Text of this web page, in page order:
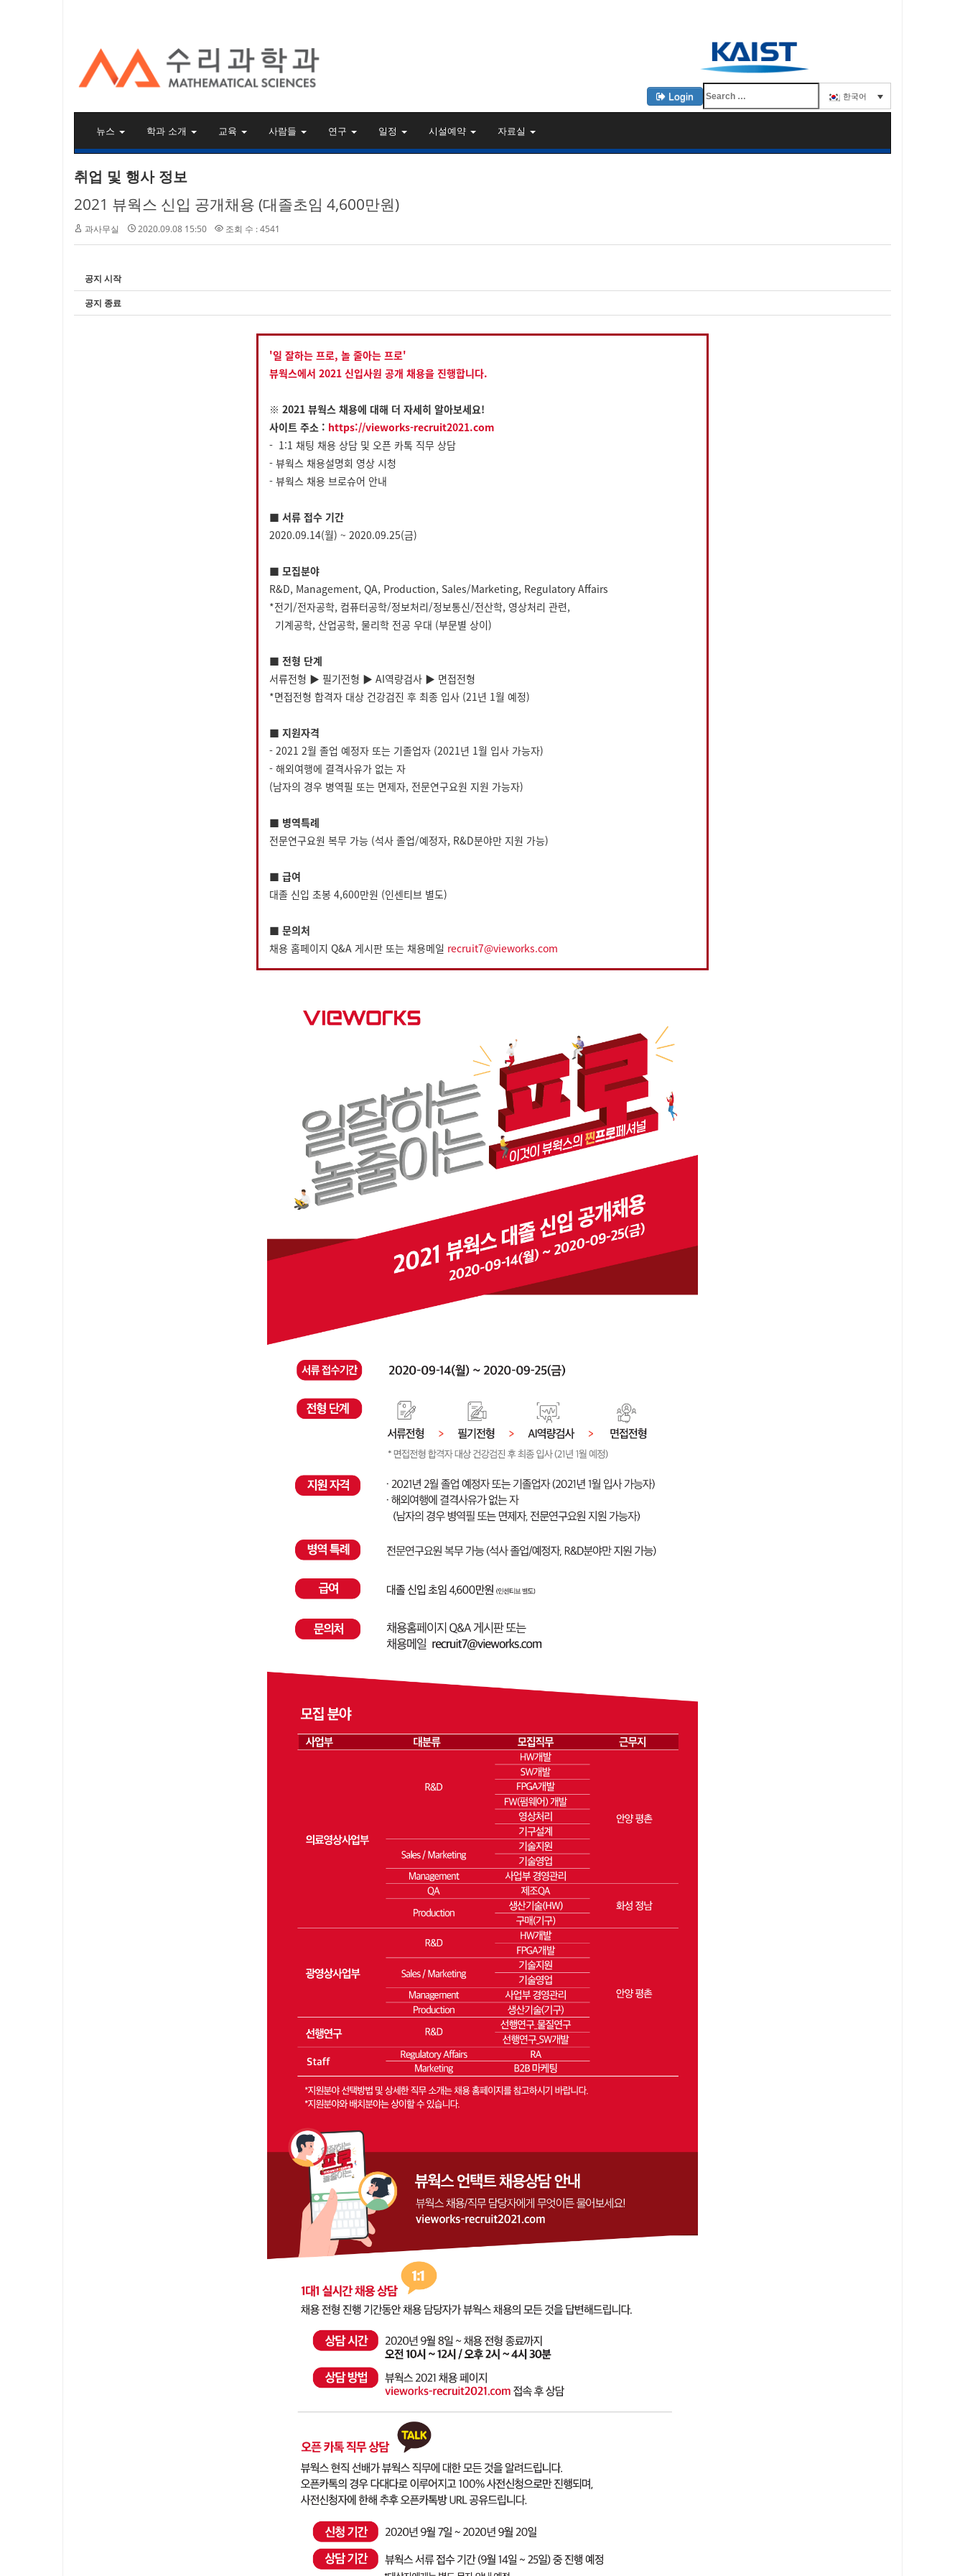
KAIST 수리과학과
Login 한국어
뉴스 학과 소개 교육 사람들 연구 일정 시설예약 자료실
취업 및 행사 정보
2021 뷰웍스 신입 공개채용 (대졸초임 4,600만원)
과사무실 2020.09.08 15:50 조회 수 : 4541
공지 시작
공지 종료
'일 잘하는 프로, 놀 줄아는 프로'
뷰웍스에서 2021 신입사원 공개 채용을 진행합니다.
※ 2021 뷰웍스 채용에 대해 더 자세히 알아보세요!
사이트 주소 : https://vieworks-recruit2021.com
- 1:1 채팅 채용 상담 및 오픈 카톡 직무 상담
- 뷰웍스 채용설명회 영상 시청
- 뷰웍스 채용 브로슈어 안내
■ 서류 접수 기간
2020.09.14(월) ~ 2020.09.25(금)
■ 모집분야
R&D, Management, QA, Production, Sales/Marketing, Regulatory Affairs
*전기/전자공학, 컴퓨터공학/정보처리/정보통신/전산학, 영상처리 관련,
기계공학, 산업공학, 물리학 전공 우대 (부문별 상이)
■ 전형 단계
서류전형 ▶ 필기전형 ▶ AI역량검사 ▶ 면접전형
*면접전형 합격자 대상 건강검진 후 최종 입사 (21년 1월 예정)
■ 지원자격
- 2021 2월 졸업 예정자 또는 기졸업자 (2021년 1월 입사 가능자)
- 해외여행에 결격사유가 없는 자
(남자의 경우 병역필 또는 면제자, 전문연구요원 지원 가능자)
■ 병역특례
전문연구요원 복무 가능 (석사 졸업/예정자, R&D분야만 지원 가능)
■ 급여
대졸 신입 초봉 4,600만원 (인센티브 별도)
■ 문의처
채용 홈페이지 Q&A 게시판 또는 채용메일 recruit7@vieworks.com